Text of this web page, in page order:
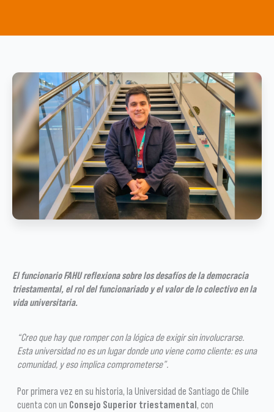
El funcionario FAHU reflexiona sobre los desafíos de la democracia
triestamental, el rol del funcionariado y el valor de lo colectivo en la
vida universitaria.
“Creo que hay que romper con la lógica de exigir sin involucrarse.
Esta universidad no es un lugar donde uno viene como cliente: es una
comunidad, y eso implica comprometerse”.
Por primera vez en su historia, la Universidad de Santiago de Chile
cuenta con un Consejo Superior triestamental , con